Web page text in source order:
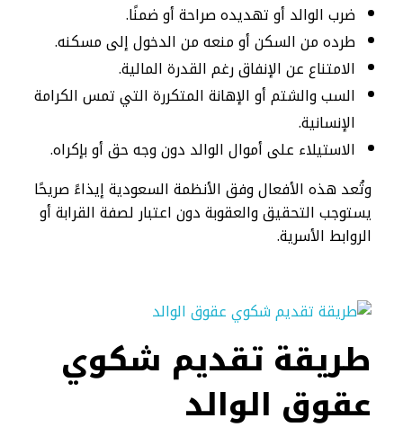
ضرب الوالد أو تهديده صراحة أو ضمنًا.
طرده من السكن أو منعه من الدخول إلى مسكنه.
الامتناع عن الإنفاق رغم القدرة المالية.
السب والشتم أو الإهانة المتكررة التي تمس الكرامة
الإنسانية.
الاستيلاء على أموال الوالد دون وجه حق أو بإكراه.
وتُعد هذه الأفعال وفق الأنظمة السعودية إيذاءً صريحًا
يستوجب التحقيق والعقوبة دون اعتبار لصفة القرابة أو
الروابط الأسرية.
طريقة تقديم شكوي
عقوق الوالد​